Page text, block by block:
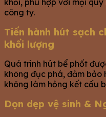
công ty.
Tiến hành hút sạch
khối lượng
Quá trình hút bể phốt
không đục phá, đảm bảo
không làm hỏng kết cấu
Dọn dẹp vệ sinh &